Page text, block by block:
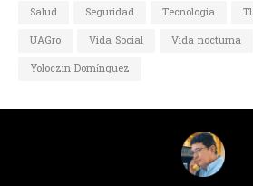
Salud
Seguridad Tecnologia
UAGro
Vida Social Vida nocturna
Yoloczin Domínguez